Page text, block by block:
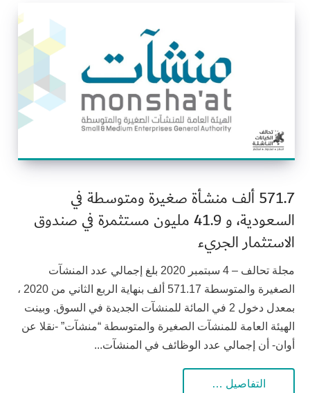
571.7 ألف منشأة صغيرة ومتوسطة في
السعودية، و 41.9 مليون مستثمرة في صندوق
الاستثمار الجريء
مجلة تحالف – 4 سبتمبر 2020 بلغ إجمالي عدد المنشآت
الصغيرة والمتوسطة 571.17 ألف بنهاية الربع الثاني من 2020 ،
بمعدل دخول 2 في المائة للمنشآت الجديدة في السوق. وبينت
الهيئة العامة للمنشآت الصغيرة والمتوسطة “منشآت” -نقلا عن
أوان- أن إجمالي عدد الوظائف في المنشآت...
التفاصيل …